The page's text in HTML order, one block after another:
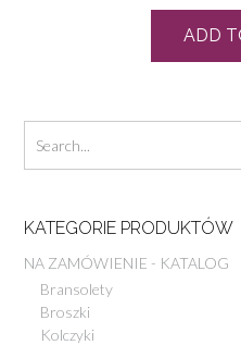
ADD
KATEGORIE PRODUKTÓW
NA ZAMÓWIENIE - KATALOG
Bransolety
Broszki
Kolczyki